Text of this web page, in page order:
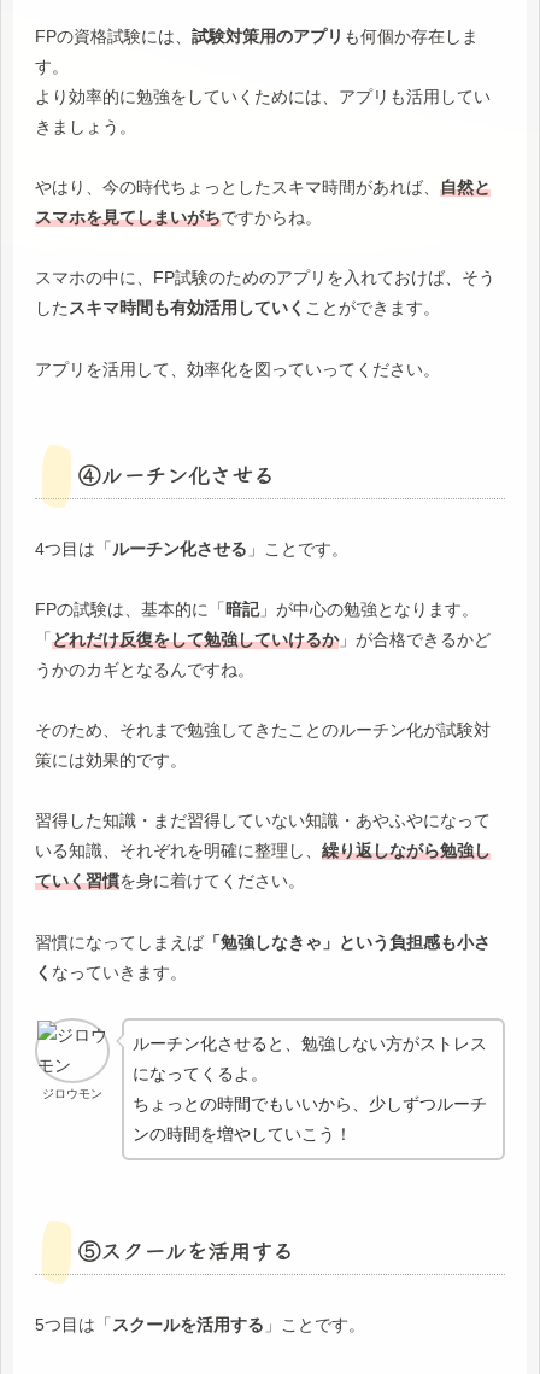
FPの資格試験には、 試験対策用のアプリ も何個か存在しま
す。
より効率的に勉強をしていくためには、アプリも活用してい
きましょう。
やはり、今の時代ちょっとしたスキマ時間があれば、 自然と
スマホを見てしまいがちですからね。
スマホの中に、FP試験のためのアプリを入れておけば、そう
したスキマ時間も有効活用していく ことができます。
アプリを活用して、効率化を図っていってください。
④ルーチン化させる
4つ目は「ルーチン化させる 」ことです。
FPの試験は、基本的に「暗記」が中心の勉強となります。
「どれだけ反復をして勉強していけるか」が合格できるかど
うかのカギとなるんですね。
そのため、それまで勉強してきたことのルーチン化が試験対
策には効果的です。
習得した知識・まだ習得していない知識・あやふやになって
いる知識、それぞれを明確に整理し、 繰り返しながら勉強し
ていく習慣を身に着けてください。
習慣になってしまえば 「勉強しなきゃ」という負担感も小さ
く なっていきます。
ジロウモン
ルーチン化させると、勉強しない方がストレス
になってくるよ。
ちょっとの時間でもいいから、少しずつルーチ
ンの時間を増やしていこう！
⑤スクールを活用する
5つ目は「 スクールを活用する 」ことです。